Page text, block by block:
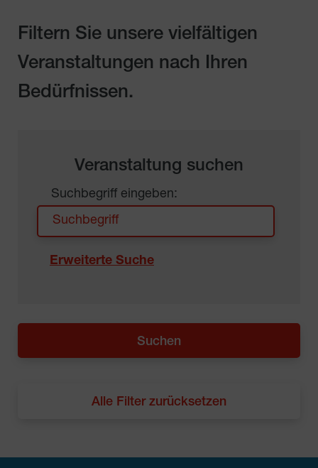
Filtern Sie unsere vielfältigen
Veranstaltungen nach Ihren
Bedürfnissen.
Veranstaltung suchen
Suchbegriff eingeben:
Erweiterte Suche
Alle Filter zurücksetzen